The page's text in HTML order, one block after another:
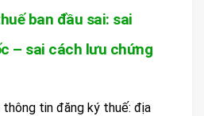
ban đầu sai: sai
– sai cách lưu chứng
tin đăng ký thuế: địa